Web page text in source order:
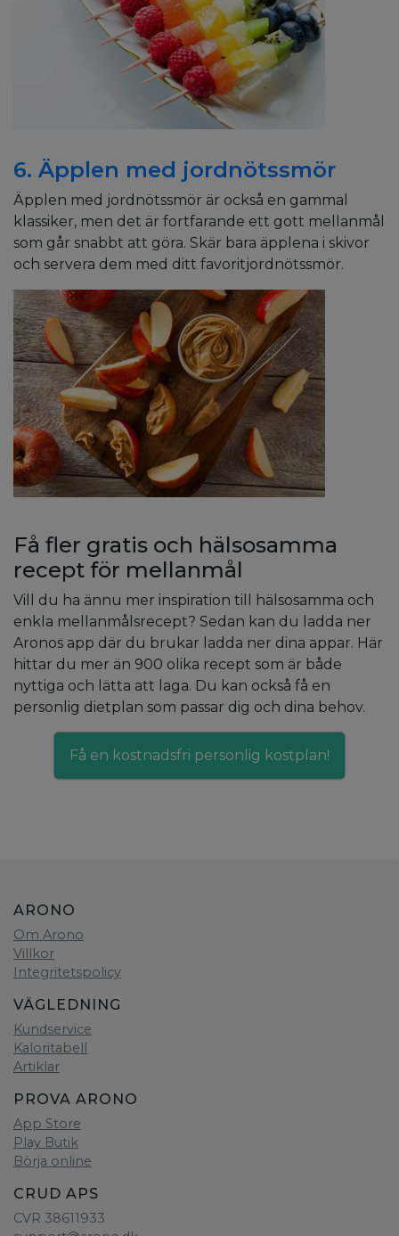
6. Äpplen med jordnötssmör
Äpplen med jordnötssmör är också en gammal
klassiker, men det är fortfarande ett gott mellanmål
som går snabbt att göra. Skär bara äpplena i skivor
och servera dem med ditt favoritjordnötssmör.
Få fler gratis och hälsosamma
recept för mellanmål
Vill du ha ännu mer inspiration till hälsosamma och
enkla mellanmålsrecept? Sedan kan du ladda ner
Aronos app där du brukar ladda ner dina appar. Här
hittar du mer än 900 olika recept som är både
nyttiga och lätta att laga. Du kan också få en
personlig dietplan som passar dig och dina behov.
Få en kostnadsfri personlig kostplan!
ARONO
Om Arono
Villkor
Integritetspolicy
VÄGLEDNING
Kundservice
Kaloritabell
Artiklar
PROVA ARONO
App Store
Play Butik
Börja online
CRUD APS
CVR 38611933